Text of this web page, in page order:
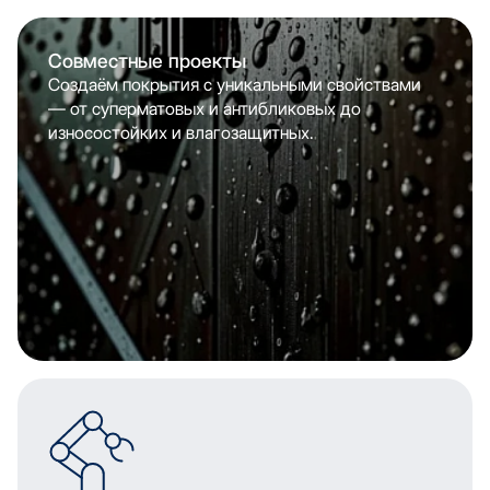
Совместные проекты
Создаём покрытия с уникальными свойствами
— от суперматовых и антибликовых до
износостойких и влагозащитных.